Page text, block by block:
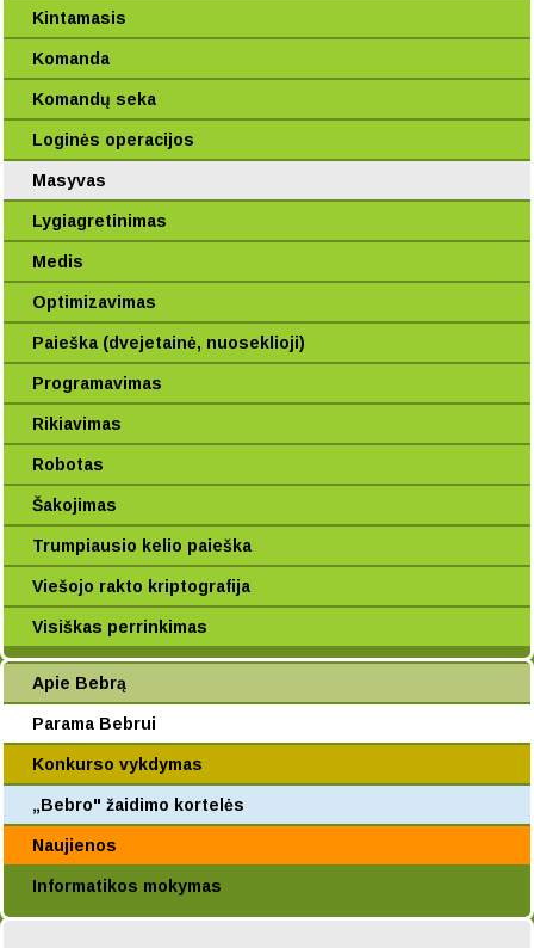
Kintamasis
Komanda
Komandų seka
Loginės operacijos
Masyvas
Lygiagretinimas
Medis
Optimizavimas
Paieška (dvejetainė, nuoseklioji)
Programavimas
Rikiavimas
Robotas
Šakojimas
Trumpiausio kelio paieška
Viešojo rakto kriptografija
Visiškas perrinkimas
Apie Bebrą
Parama Bebrui
Konkurso vykdymas
„Bebro" žaidimo kortelės
Naujienos
Informatikos mokymas